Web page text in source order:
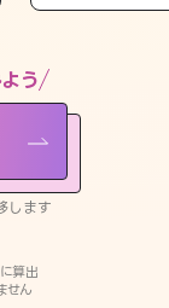
う
します
算出
せん